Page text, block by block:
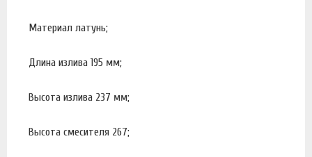
Материал латунь;
Длина излива 195 мм;
Высота излива 237 мм;
Высота смесителя 267;